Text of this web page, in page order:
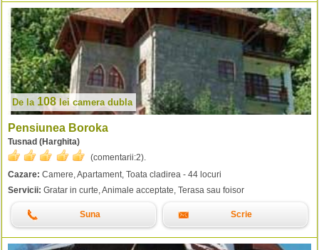
De la 108 lei camera dubla
Pensiunea Boroka
Tusnad (Harghita)
(comentarii:2).
Cazare: Camere, Apartament, Toata cladirea - 44 locuri
Servicii: Gratar in curte, Animale acceptate, Terasa sau foisor
Suna Scrie